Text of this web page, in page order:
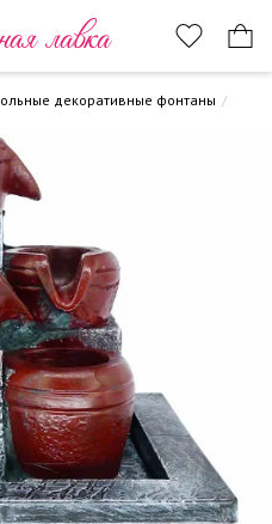
лавка
декоративные фонтаны